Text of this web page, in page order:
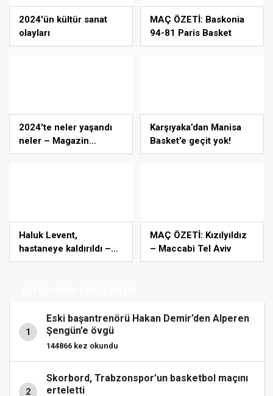
2024'ün kültür sanat
olayları
MAÇ ÖZETİ: Baskonia
94-81 Paris Basket
2024'te neler yaşandı
neler – Magazin
haberleri
Karşıyaka’dan Manisa
Basket’e geçit yok!
Haluk Levent,
hastaneye kaldırıldı –
Magazin haberleri
MAÇ ÖZETİ: Kızılyıldız
– Maccabi Tel Aviv
1
Eski başantrenörü Hakan Demir’den Alperen
Şengün’e övgü
144866 kez okundu
2
Skorbord, Trabzonspor’un basketbol maçını
erteletti